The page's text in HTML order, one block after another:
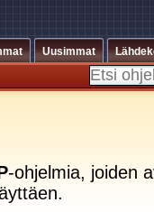
Uusimmat
-ohjelmia, joiden